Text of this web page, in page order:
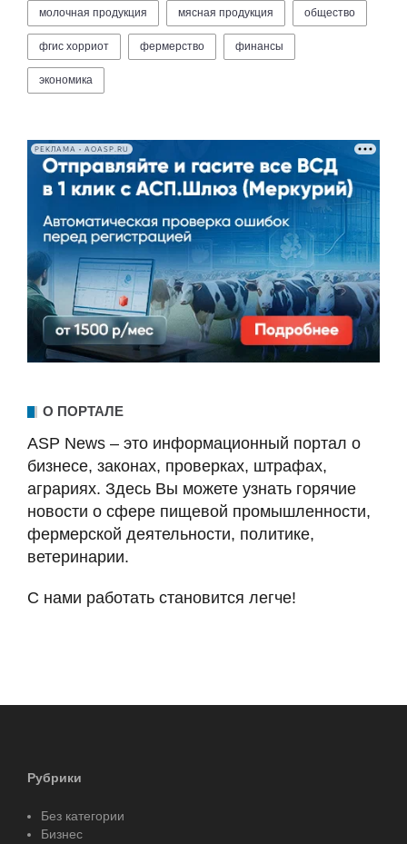
молочная продукция мясная продукция общество
фгис хорриот фермерство финансы
экономика
РЕКЛАМА • AOASP.RU
О ПОРТАЛЕ
ASP News – это информационный портал о
бизнесе, законах, проверках, штрафах,
аграриях. Здесь Вы можете узнать горячие
новости о сфере пищевой промышленности,
фермерской деятельности, политике,
ветеринарии.
С нами работать становится легче!
Рубрики
Без категории
Бизнес